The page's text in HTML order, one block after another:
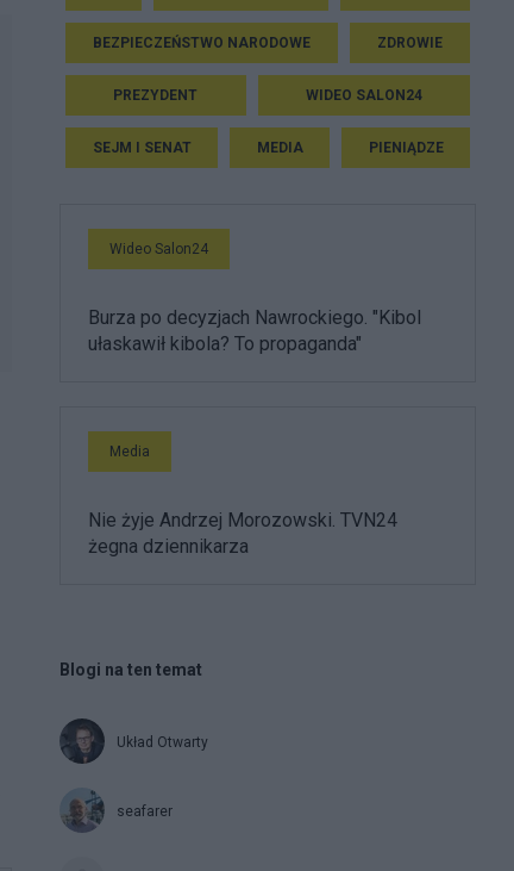
BEZPIECZEŃSTWO NARODOWE ZDROWIE
PREZYDENT WIDEO SALON24
SEJM I SENAT MEDIA PIENIĄDZE
Wideo Salon24
Burza po decyzjach Nawrockiego. "Kibol
ułaskawił kibola? To propaganda"
Media
Nie żyje Andrzej Morozowski. TVN24
żegna dziennikarza
Blogi na ten temat
Układ Otwarty
seafarer